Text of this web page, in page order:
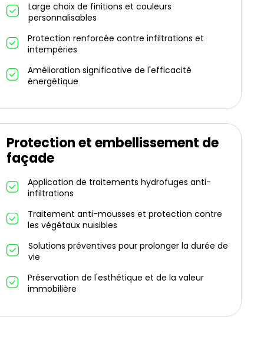
Large choix de finitions et couleurs
personnalisables
Protection renforcée contre infiltrations et
intempéries
Amélioration significative de l'efficacité
énergétique
Protection et embellissement de
façade
Application de traitements hydrofuges anti-
infiltrations
Traitement anti-mousses et protection contre
les végétaux nuisibles
Solutions préventives pour prolonger la durée de
vie
Préservation de l'esthétique et de la valeur
immobilière